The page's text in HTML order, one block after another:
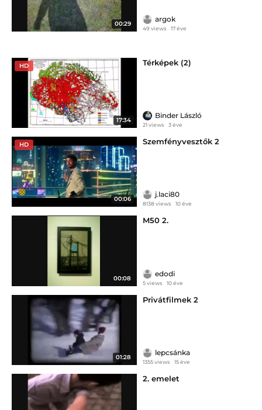
00:29
argok
49 views 17 éve
HD
17:34
Térképek (2)
Binder László
21 views 3 éve
HD
00:06
Szemfényvesztők 2
j.laci80
8138 views 10 éve
00:08
M50 2.
edodi
5 views 10 éve
01:28
Privátfilmek 2
lepcsánka
1355 views 15 éve
2. emelet